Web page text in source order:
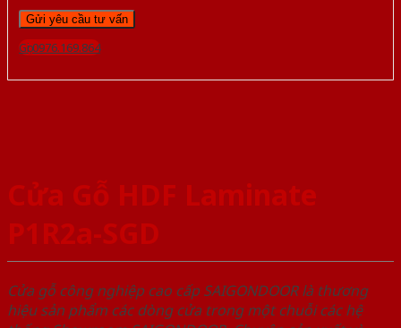
Gọi 0976.169.864
Cửa Gỗ HDF Laminate
P1R2a-SGD
Cửa gỗ công nghiệp cao cấp SAIGONDOOR là thương
hiệu sản phẩm các dòng cửa trong một chuỗi các hệ